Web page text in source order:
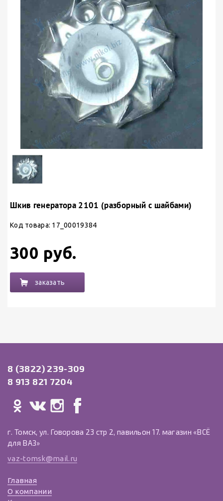
Шкив генератора 2101 (разборный с шайбами)
Код товара: 17_00019384
300 руб.
заказать
8 (3822) 239-309
8 913 821 7204
г. Томск, ул. Говорова 23 стр 2, павильон 17. магазин «ВСЁ
для ВАЗ»
vaz-tomsk@mail.ru
Главная
О компании